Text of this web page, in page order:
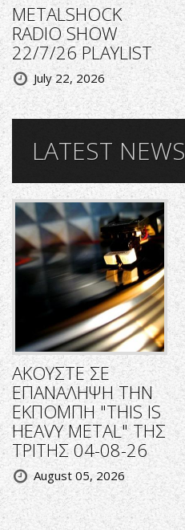
METALSHOCK
RADIO SHOW
22/7/26 PLAYLIST
July 22, 2026
LATEST NEWS
ΑΚΟΥΣΤΕ ΣΕ
ΕΠΑΝΑΛΗΨΗ ΤΗΝ
ΕΚΠΟΜΠΗ "THIS IS
HEAVY METAL" ΤΗΣ
ΤΡΙΤΗΣ 04-08-26
August 05, 2026